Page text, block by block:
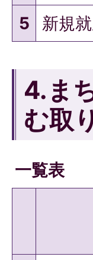
5 新規
4.ま
む取
一覧表